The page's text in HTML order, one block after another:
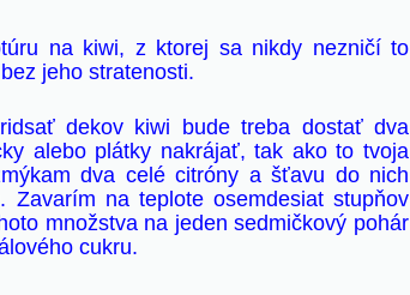
na kiwi, z ktorej sa nikdy nezničí to
jeho stratenosti.
dekov kiwi bude treba dostať dva
alebo plátky nakrájať, tak ako to tvoja
dva celé citróny a šťavu do nich
Zavarím na teplote osemdesiat stupňov
množstva na jeden sedmičkový pohár
cukru.